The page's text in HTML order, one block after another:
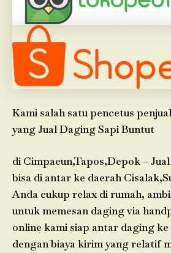
Kami salah satu pencetus
yang Jual Daging Sapi Buntut
di Cimpaeun,Tapos,Depok –
bisa di antar ke daerah
Anda cukup relax di rumah,
untuk memesan daging via
online kami siap antar daging
dengan biaya kirim yang relatif